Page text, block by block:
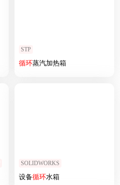
STP
循环蒸汽加热箱
SOLIDWORKS
设备循环水箱